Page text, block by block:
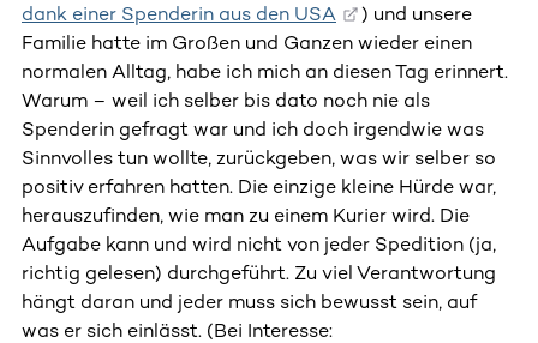
dank einer Spenderin aus den USA
) und unsere
Familie hatte im Großen und Ganzen wieder einen
normalen Alltag, habe ich mich an diesen Tag erinnert.
Warum – weil ich selber bis dato noch nie als
Spenderin gefragt war und ich doch irgendwie was
Sinnvolles tun wollte, zurückgeben, was wir selber so
positiv erfahren hatten. Die einzige kleine Hürde war,
herauszufinden, wie man zu einem Kurier wird. Die
Aufgabe kann und wird nicht von jeder Spedition (ja,
richtig gelesen) durchgeführt. Zu viel Verantwortung
hängt daran und jeder muss sich bewusst sein, auf
was er sich einlässt. (Bei Interesse: